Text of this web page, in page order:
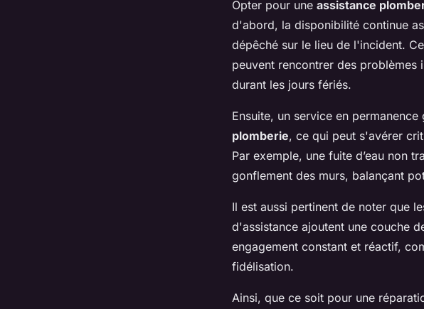
Opter pour une assistance
d'abord, la disponibilité continue
dépêché sur le lieu de l'incident.
peuvent rencontrer des problèmes
durant les jours fériés.
Ensuite, un service en
plomberie, ce qui peut s'avérer
Par exemple, une fuite d’eau non
gonflement des murs, balançant
Il est aussi pertinent de noter que
d'assistance ajoutent une couche
engagement constant et réactif,
fidélisation.
Ainsi, que ce soit pour une